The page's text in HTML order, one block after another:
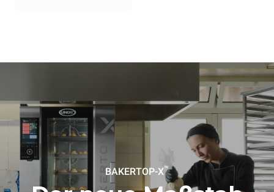
entscheidet, Energie aus
erneuerbaren Quellen zu
Greenhouse Gas
Schätzwert unter der Annahme
einer täglichen Nutzung des
Ofens (300 Tage/Jahr):
8 Teilladungen Croissants
Schätzwert unter Annahme
folgender wöchentlicher
Reinigungsprogramm-Nutzung
(42 Wochen/Jahr):
1 Kurzwaschprogramm
BAKERTOP-X™